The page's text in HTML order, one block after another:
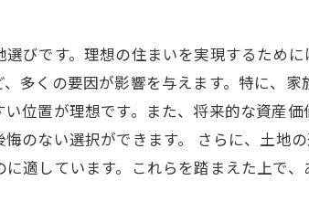
びです。理想の住まいを実現するため
多くの要因が影響を与えます。特に、
位置が理想です。また、将来的な資産
のない選択ができます。 さらに、土地
適しています。これらを踏まえた上で